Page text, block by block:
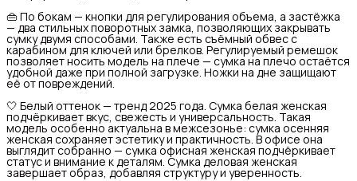
👜 По бокам — кнопки для регулирования объема, а застёжка
— два стильных поворотных замка, позволяющих закрывать
сумку двумя способами. Также есть съёмный обвес с
карабином для ключей или брелков. Регулируемый ремешок
позволяет носить модель на плече — сумка на плечо остаётся
удобной даже при полной загрузке. Ножки на дне защищают
её от повреждений.
🤍 Белый оттенок — тренд 2025 года. Сумка белая женская
подчёркивает вкус, свежесть и универсальность. Такая
модель особенно актуальна в межсезонье: сумка осенняя
женская сохраняет эстетику и практичность. В офисе она
выглядит собранно — сумка офисная женская подчёркивает
статус и внимание к деталям. Сумка деловая женская
завершает образ, добавляя структуру и уверенность.